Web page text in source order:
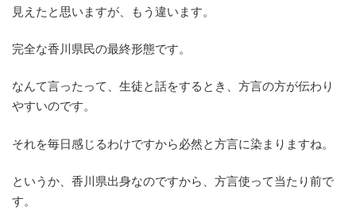
見えたと思いますが、もう違います。
完全な香川県民の最終形態です。
なんて言ったって、生徒と話をするとき、方言の方が伝わり
やすいのです。
それを毎日感じるわけですから必然と方言に染まりますね。
というか、香川県出身なのですから、方言使って当たり前で
す。